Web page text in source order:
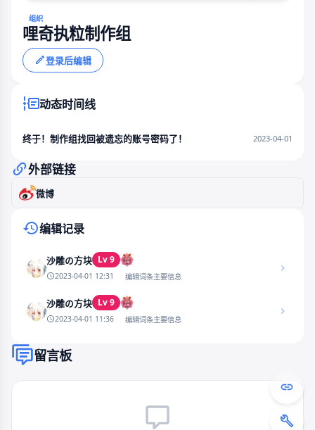
组织
哩奇执粒制作组
登录后编辑
动态时间线
终于！制作组找回被遗忘的账号密码了！ 2023-04-01
留言板
外部链接
微博
编辑记录
沙雕の方块 Lv 9
2023-04-01 12:31 编辑词条主要信息
沙雕の方块 Lv 9
2023-04-01 11:36 编辑词条主要信息